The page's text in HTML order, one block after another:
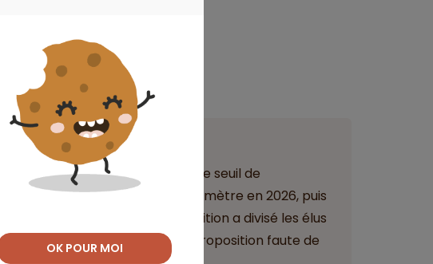
de consensus
Important
projetait d’abaisser le seuil de
à 108 g de CO2 émis par kilomètre en 2026, puis
g/km en 2028. Mais cette disposition a divisé les élus
qui ont finalement rejeté la proposition faute de
OK POUR MOI